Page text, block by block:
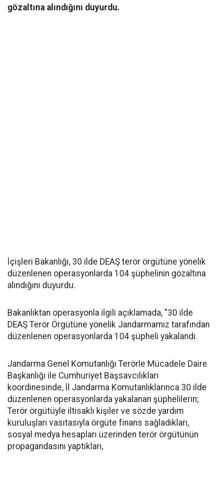
gözaltına alındığını duyurdu.
İçişleri Bakanlığı, 30 ilde DEAŞ terör örgütüne yönelik
düzenlenen operasyonlarda 104 şüphelinin gözaltına
alındığını duyurdu.
Bakanlıktan operasyonla ilgili açıklamada, "30 ilde
DEAŞ Terör Örgütüne yönelik Jandarmamız tarafından
düzenlenen operasyonlarda 104 şüpheli yakalandı.
Jandarma Genel Komutanlığı Terörle Mücadele Daire
Başkanlığı ile Cumhuriyet Başsavcılıkları
koordinesinde, İl Jandarma Komutanlıklarınca 30 ilde
düzenlenen operasyonlarda yakalanan şüphelilerin;
Terör örgütüyle iltisaklı kişiler ve sözde yardım
kuruluşları vasıtasıyla örgüte finans sağladıkları,
sosyal medya hesapları üzerinden terör örgütünün
propagandasını yaptıkları,